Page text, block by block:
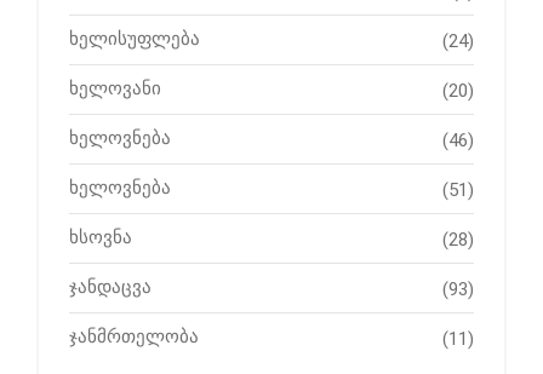
ხელისუფლება (24)
ხელოვანი (20)
ხელოვნება (46)
ხელოვნება (51)
ხსოვნა (28)
ჯანდაცვა (93)
ჯანმრთელობა (11)